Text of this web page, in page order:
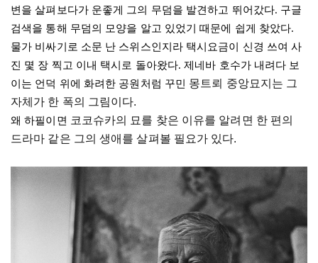
변을 살펴보다가 운좋게 그의 무덤을 발견하고 뛰어갔다. 구글
검색을 통해 무덤의 모양을 알고 있었기 때문에 쉽게 찾았다.
물가 비싸기로 소문 난 스위스인지라 택시요금이 신경 쓰여 사
진 몇 장 찍고 이내 택시로 돌아왔다. 제네바 호수가 내려다 보
이는 언덕 위에 화려한 공원처럼 꾸민 몽트뢰 중앙묘지는 그
자체가 한 폭의 그림이다.
왜 하필이면 코코슈카의
묘를 찾은 이유를 알려면 한 편의
드라마 같은 그의 생애를 살펴볼 필요가 있다.